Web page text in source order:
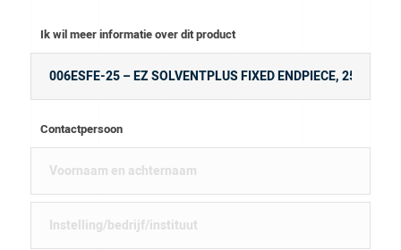
Ik wil meer informatie over dit product
Contactpersoon